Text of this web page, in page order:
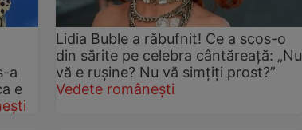
a
e
Lidia Buble a răbufnit! Ce a scos-o
din sărite pe celebra cântăreață: „Nu
vă e rușine? Nu vă simțiți prost?”
Vedete românești